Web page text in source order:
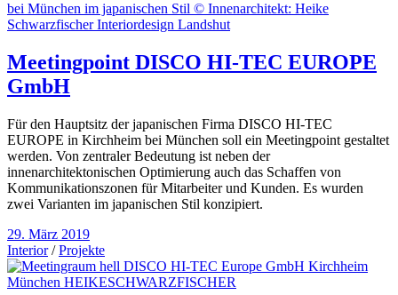
Meetingpoint DISCO HI-TEC EUROPE
GmbH
Für den Hauptsitz der japanischen Firma DISCO HI-TEC
EUROPE in Kirchheim bei München soll ein Meetingpoint gestaltet
werden. Von zentraler Bedeutung ist neben der
innenarchitektonischen Optimierung auch das Schaffen von
Kommunikationszonen für Mitarbeiter und Kunden. Es wurden
zwei Varianten im japanischen Stil konzipiert.
29. März 2019
Interior/Projekte